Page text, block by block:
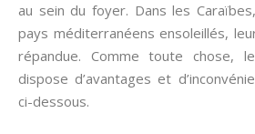
au sein du foyer. Dans les
pays méditerranéens ensoleillés,
répandue. Comme toute chose,
dispose d’avantages et
ci-dessous.